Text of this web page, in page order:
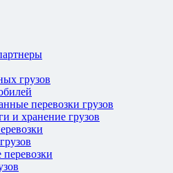
грузов
перевозки грузов
и хранение грузов